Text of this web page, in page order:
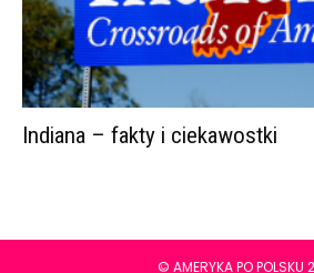
Indiana – fakty i ciekawostki
© AMERYKA PO POLSKU